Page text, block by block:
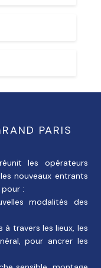
PARIS
les opérateurs
nouveaux entrants
:
modalités des
à travers les lieux, les
pour ancrer les